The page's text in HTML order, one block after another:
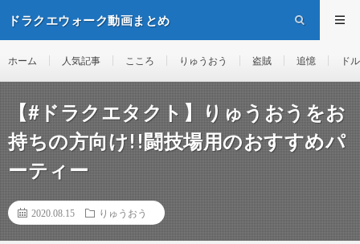
ドラクエウォーク動画まとめ
ホーム 人気記事 こころ りゅうおう 盗賊 追憶 ド
【#ドラクエタクト】りゅうおうをお
持ちの方向け!!闘技場用のおすすめパ
ーティー
2020.08.15 りゅうおう